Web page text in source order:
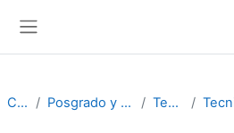
Cursos Posgrado y Educación Continua Tecnicaturas